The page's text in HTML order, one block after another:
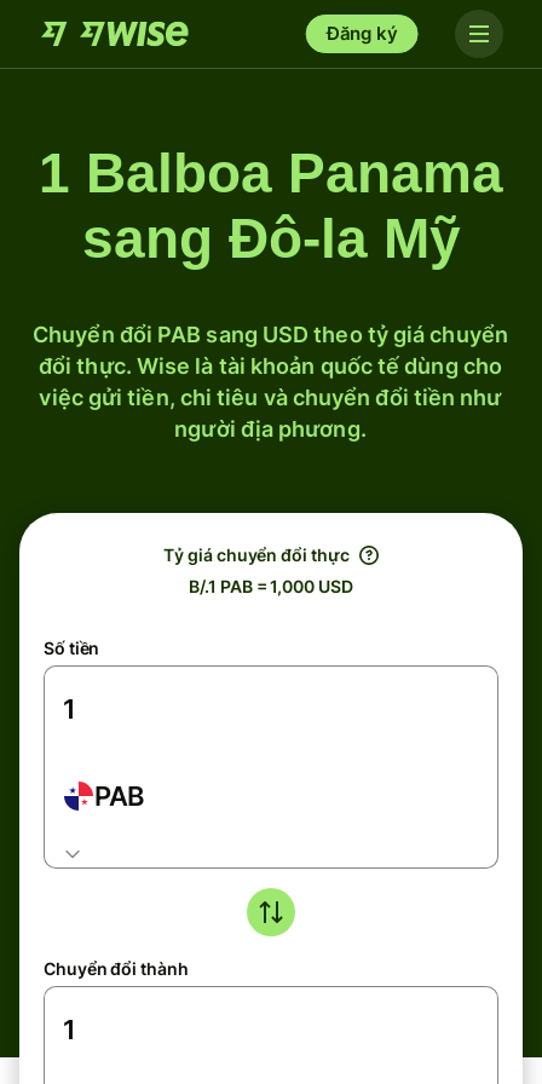
Đăng ký
1 Balboa Panama
sang Đô-la Mỹ
Chuyển đổi PAB sang USD theo tỷ giá chuyển
đổi thực. Wise là tài khoản quốc tế dùng cho
việc gửi tiền, chi tiêu và chuyển đổi tiền như
người địa phương.
Tỷ giá chuyển đổi thực
B/.1 PAB = 1,000 USD
Số tiền
PAB
Chuyển đổi thành